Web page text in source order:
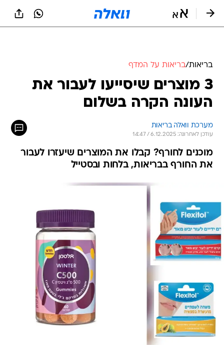
בריאות/בריאות על המדף
3 מוצרים שיסייעו לעבור את
העונה הקרה בשלום
מערכת וואלה בריאות
עודכן לאחרונה: 6.12.2025 / 14:47
מוכנים לחורף? קבלו את המוצרים שיעזרו לעבור
את החורף בבריאות, בלחות ובסטייל